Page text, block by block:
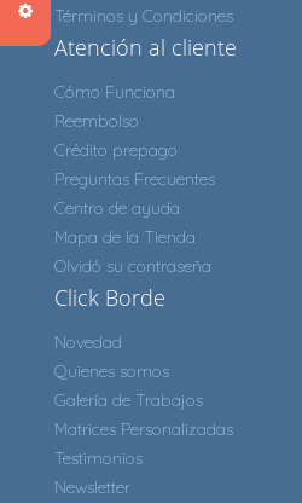
Términos y Condiciones
Atención al cliente
Cómo Funciona
Reembolso
Crédito prepago
Preguntas Frecuentes
Centro de ayuda
Mapa de la Tienda
Olvidó su contraseña
Click Borde
Novedad
Quienes somos
Galería de Trabajos
Matrices Personalizadas
Testimonios
Newsletter